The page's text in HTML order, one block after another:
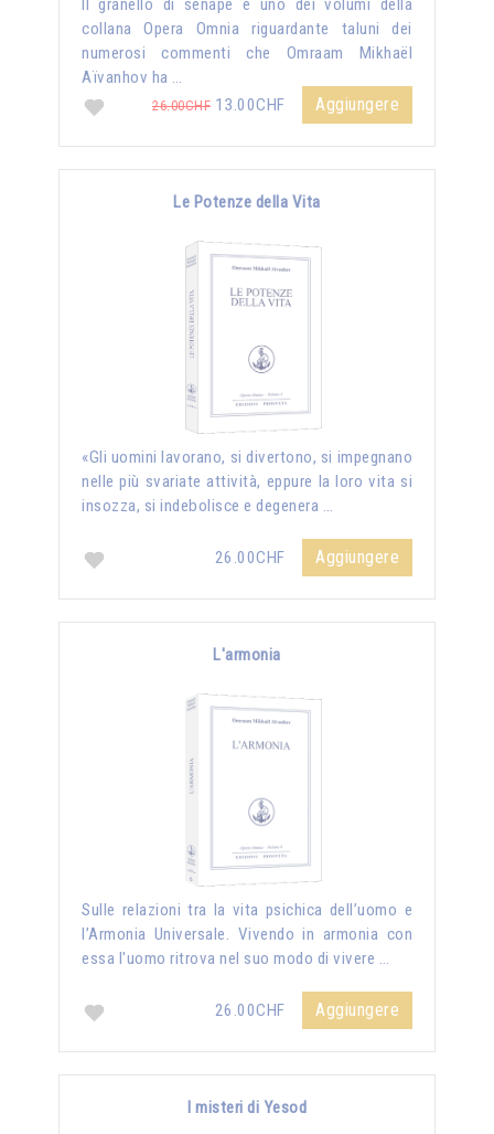
Il granello di senape è uno dei volumi della
collana Opera Omnia riguardante taluni dei
numerosi commenti che Omraam Mikhaël
Aïvanhov ha …
26.00CHF 13.00CHF Aggiungere
Le Potenze della Vita
«Gli uomini lavorano, si divertono, si impegnano
nelle più svariate attività, eppure la loro vita si
insozza, si indebolisce e degenera …
26.00CHF Aggiungere
L'armonia
Sulle relazioni tra la vita psichica dell’uomo e
l’Armonia Universale. Vivendo in armonia con
essa l'uomo ritrova nel suo modo di vivere …
26.00CHF Aggiungere
I misteri di Yesod